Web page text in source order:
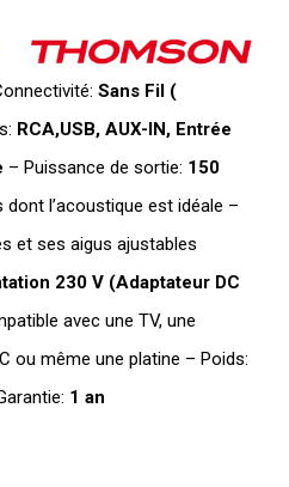
Sans Fil (
RCA,USB, AUX-IN, Entrée
– Puissance de sortie: 150
l’acoustique est idéale –
et ses aigus ajustables
230 V (Adaptateur DC
avec une TV, une
ou même une platine – Poids:
1 an